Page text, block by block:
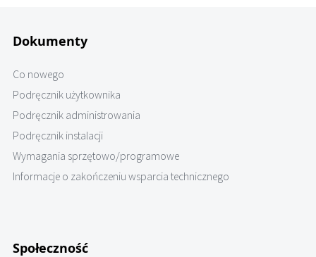
Dokumenty
Co nowego
Podręcznik użytkownika
Podręcznik administrowania
Podręcznik instalacji
Wymagania sprzętowo/programowe
Informacje o zakończeniu wsparcia technicznego
Społeczność